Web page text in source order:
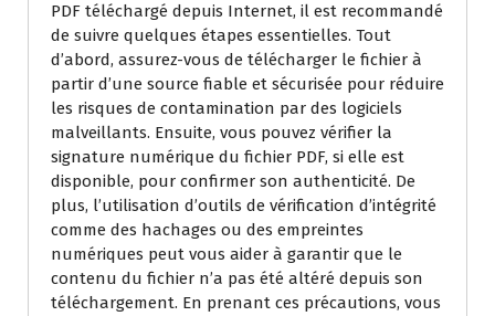
PDF téléchargé depuis Internet, il est recommandé
de suivre quelques étapes essentielles. Tout
d’abord, assurez-vous de télécharger le fichier à
partir d’une source fiable et sécurisée pour réduire
les risques de contamination par des logiciels
malveillants. Ensuite, vous pouvez vérifier la
signature numérique du fichier PDF, si elle est
disponible, pour confirmer son authenticité. De
plus, l’utilisation d’outils de vérification d’intégrité
comme des hachages ou des empreintes
numériques peut vous aider à garantir que le
contenu du fichier n’a pas été altéré depuis son
téléchargement. En prenant ces précautions, vous